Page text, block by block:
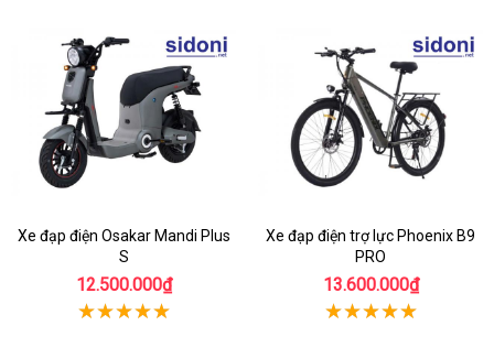
Xe đạp điện Osakar Mandi Plus
S
12.500.000₫
Xe đạp điện trợ lực Phoenix B9
PRO
13.600.000₫